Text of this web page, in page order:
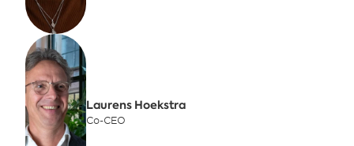
Laurens Hoekstra
Co-CEO